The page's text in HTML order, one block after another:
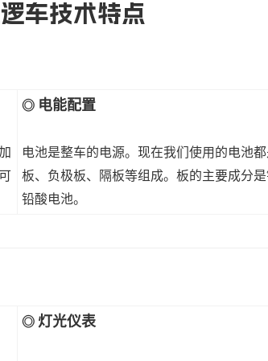
车技术特点
◎ 电能配置
电池是整车的电源。现在我们使用的电池
板、负极板、隔板等组成。板的主要成分
铅酸电池。
◎ 灯光仪表